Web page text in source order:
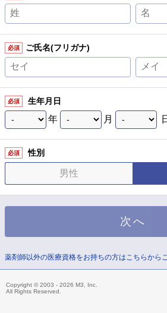
必須 ご氏名(フリガナ)
必須 生年月日
年 月
必須 性別
男性
薬剤師以外の医療資格をお持ちの方はこちらから
Copyright © 2003 - 2026 M3, Inc.
All Rights Reserved.